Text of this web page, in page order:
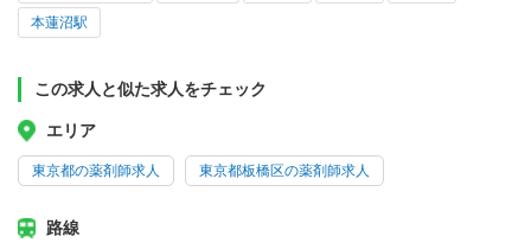
本蓮沼駅
この求人と似た求人をチェック
エリア
東京都の薬剤師求人 東京都板橋区の薬剤師求人
路線